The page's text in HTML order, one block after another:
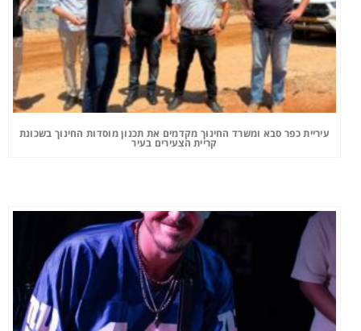
עיריית כפר סבא ומשרד החינוך מקדמים את תכנון מוסדות החינוך בשכונת
קריית הצעירים בעיר